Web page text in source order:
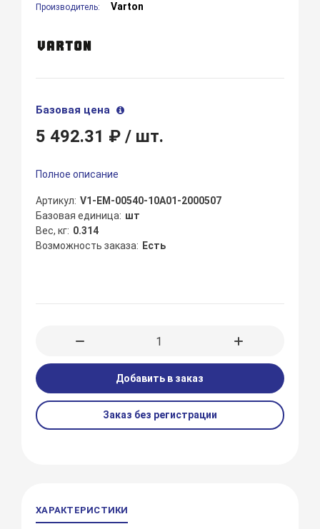
Производитель: Varton
Базовая цена
5 492.31 ₽/ шт.
Полное описание
Артикул V1-EM-00540-10A01-2000507
Базовая единица шт
Вес, кг 0.314
Возможность заказа
Есть
Добавить в заказ
Заказ без регистрации
ХАРАКТЕРИСТИКИ